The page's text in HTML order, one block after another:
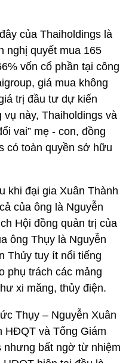
của Thaiholdings là
nghị quyết mua 165
vốn cổ phần tại công
giá mua không
trị đầu tư dự kiến
này, Thaiholdings và
vai” mẹ - con, đồng
có toàn quyền sở hữu
khi đại gia Xuân Thành
của ông là Nguyễn
Hội đồng quản trị của
ông Thụy là Nguyễn
Thủy tuy ít nổi tiếng
phụ trách các mảng
xi măng, thủy điện.
Thụy – Nguyễn Xuân
HĐQT và Tổng Giám
nhưng bất ngờ từ nhiệm